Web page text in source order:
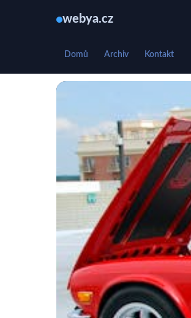
webya.cz
Domů Archiv Kontakt